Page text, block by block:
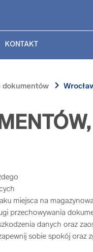
KONTAKT
dokumentów chevron_right
miejsca na
przechowywania
danych oraz
sobie spokój oraz